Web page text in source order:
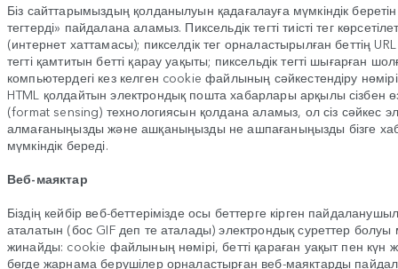
Біз сайттарымыздың қолданылуын қадағалауға мүмкіндік
тегтерді» пайдалана аламыз. Пиксельдік тегті тиісті тег
(интернет хаттамасы); пикселдік тег орналастырылған беттің
тегті қамтитын бетті қарау уақыты; пиксельдік тегті шығарған
компьютердегі кез келген cookie файлының сәйкестендіру
HTML қолдайтын электрондық пошта хабарлары арқылы сізбен
(format sensing) технологиясын қолдана аламыз, ол сіз сәйкес
алмағаныңызды және ашқаныңызды не ашпағаныңызды бізге
мүмкіндік береді.
Веб-маяктар
Біздің кейбір веб-беттерімізде осы беттерге кірген
аталатын (бос GIF деп те аталады) электрондық суреттер болуы
жинайды: cookie файлының нөмірі, бетті қараған уақыт пен күн
бөгде жарнама берушілер орналастырған веб-маяктарды